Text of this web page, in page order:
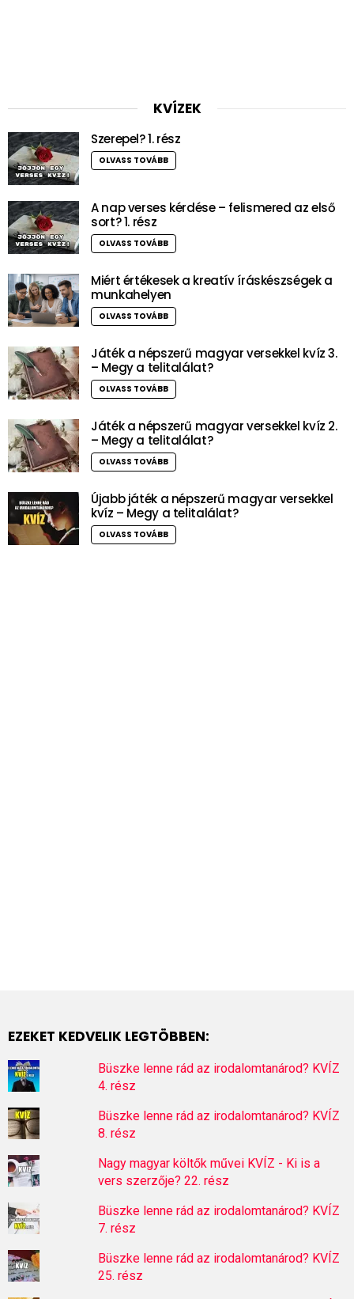
KVÍZEK
Szerepel? 1. rész
OLVASS TOVÁBB
A nap verses kérdése – felismered az első
sort? 1. rész
OLVASS TOVÁBB
Miért értékesek a kreatív íráskészségek a
munkahelyen
OLVASS TOVÁBB
Játék a népszerű magyar versekkel kvíz 3.
– Megy a telitalálat?
OLVASS TOVÁBB
Játék a népszerű magyar versekkel kvíz 2.
– Megy a telitalálat?
OLVASS TOVÁBB
Újabb játék a népszerű magyar versekkel
kvíz – Megy a telitalálat?
OLVASS TOVÁBB
EZEKET KEDVELIK LEGTÖBBEN:
Büszke lenne rád az irodalomtanárod? KVÍZ
4. rész
Büszke lenne rád az irodalomtanárod? KVÍZ
8. rész
Nagy magyar költők művei KVÍZ - Ki is a
vers szerzője? 22. rész
Büszke lenne rád az irodalomtanárod? KVÍZ
7. rész
Büszke lenne rád az irodalomtanárod? KVÍZ
25. rész